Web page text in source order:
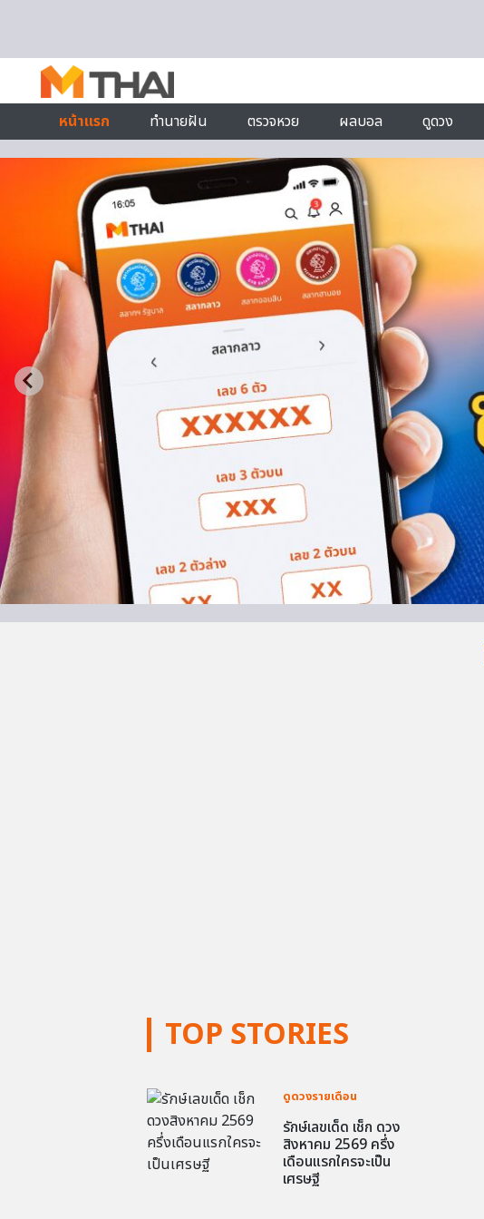
หน้าแรก
ทำนายฝัน ตรวจหวย ผลบอล ดูดวง
TOP STORIES
ดูดวงรายเดือน
รักษ์เลขเด็ด เช็ก ดวง
สิงหาคม 2569 ครึ่ง
เดือนแรกใครจะเป็น
เศรษฐี